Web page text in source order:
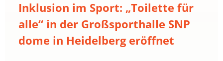
Inklusion im Sport: „Toilette für
alle“ in der Großsporthalle SNP
dome in Heidelberg eröffnet